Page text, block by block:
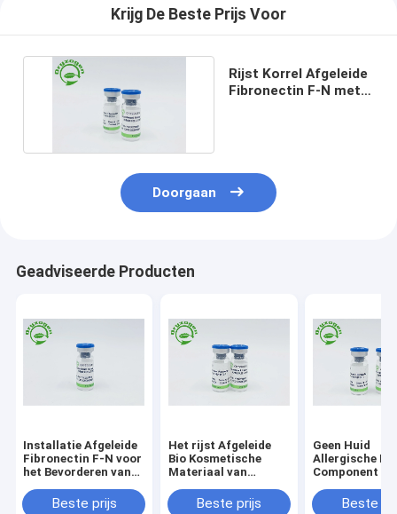
Krijg De Beste Prijs Voor
Rijst Korrel Afgeleide
Fibronectin F-N met
Doorgaan
Geadviseerde Producten
Installatie Afgeleide
Fibronectin F-N voor
het Bevorderen van
de HuidcelBeste prijs
Het rijst Afgeleide
Bio Kosmetische
Materiaal van
Beste prijs
Geen Huid
Allergische
Component
Beste